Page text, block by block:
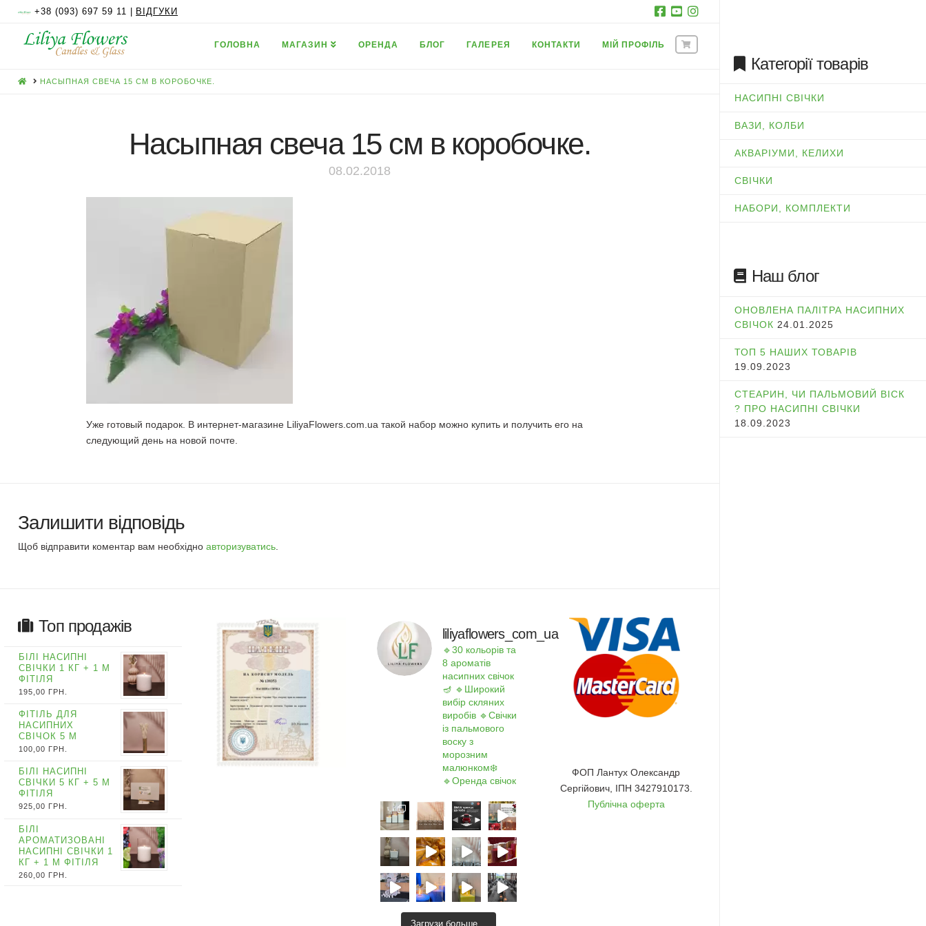
+38 (093) 697 59 11 | ВІДГУКИ
ГОЛОВНА МАГАЗИН ОРЕНДА БЛОГ ГАЛЕРЕЯ КОНТАКТИ МІЙ ПРОФІЛЬ
HOMEНАСЫПНАЯ СВЕЧА 15 СМ В КОРОБОЧКЕ.
Насыпная свеча 15 см в коробочке.
08.02.2018
Уже готовый подарок. В интернет-магазине LiliyaFlowers.com.ua такой набор можно купить и получить его на
следующий день на новой почте.
Залишити відповідь
Щоб відправити коментар вам необхідноавторизуватись
Категорії товарів
НАСИПНІ СВІЧКИ
ВАЗИ, КОЛБИ
АКВАРІУМИ, КЕЛИХИ
СВІЧКИ
НАБОРИ, КОМПЛЕКТИ
Наш блог
ОНОВЛЕНА ПАЛІТРА НАСИПНИХ
СВІЧОК 24.01.2025
ТОП 5 НАШИХ ТОВАРІВ
19.09.2023
СТЕАРИН, ЧИ ПАЛЬМОВИЙ ВІСК
? ПРО НАСИПНІ СВІЧКИ
18.09.2023
Топ продажів
БІЛІ НАСИПНІ
СВІЧКИ 1 КГ + 1 М
ФІТІЛЯ
195,00 ГРН.
ФІТІЛЬ ДЛЯ
НАСИПНИХ
СВІЧОК 5 М
100,00 ГРН.
БІЛІ НАСИПНІ
СВІЧКИ 5 КГ + 5 М
ФІТІЛЯ
925,00 ГРН.
БІЛІ
АРОМАТИЗОВАНІ
НАСИПНІ СВІЧКИ 1
КГ + 1 М ФІТІЛЯ
260,00 ГРН.
liliyaflowers_com_ua
🔹30 кольорів та
8 ароматів
насипних свічок
🪔 🔹Широкий
вибір скляних
виробів🔹Свічки
із пальмового
воску з
морозним
малюнком❄️
🔹Оренда свічок
Загрузи больше…
ФОП Лантух Олександр
Сергійович, ІПН 3427910173.
Публічна оферта